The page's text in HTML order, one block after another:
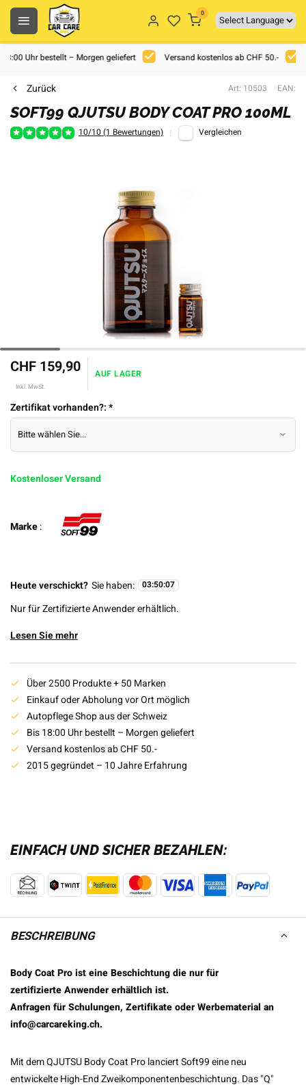
0
Uhr bestellt – Morgen geliefert Versand kostenlos ab CHF 50.-
Zurück Art: 10503 EAN:
SOFT99 QJUTSU BODY COAT PRO 100ML
10/10 (1 Bewertungen) Vergleichen
CHF 159,90
Inkl. MwSt.
AUF LAGER
Zertifikat vorhanden?:*
Kostenloser Versand
Marke:
Heute verschickt? Sie haben: 03:50:07
Nur für Zertifizierte Anwender erhältlich.
Lesen Sie mehr
Über 2500 Produkte + 50 Marken
Einkauf oder Abholung vor Ort möglich
Autopflege Shop aus der Schweiz
Bis 18:00 Uhr bestellt – Morgen geliefert
Versand kostenlos ab CHF 50.-
2015 gegründet – 10 Jahre Erfahrung
EINFACH UND SICHER BEZAHLEN:
BESCHREIBUNG
Body Coat Pro ist eine Beschichtung die nur für
zertifizierte Anwender erhältlich ist.
Anfragen für Schulungen, Zertifikate oder Werbematerial an
info@carcareking.ch.
Mit dem QJUTSU Body Coat Pro lanciert Soft99 eine neu
entwickelte High-End Zweikomponentenbeschichtung. Das "Q"